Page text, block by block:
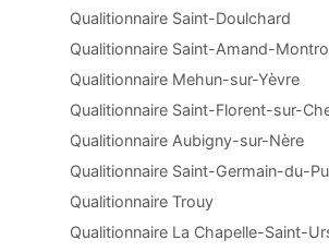
Qualitionnaire Saint-Doulchard
Qualitionnaire Saint-Amand-
Qualitionnaire Mehun-sur-Yèvre
Qualitionnaire Saint-Florent-sur-
Qualitionnaire Aubigny-sur-Nère
Qualitionnaire Saint-Germain-du-
Qualitionnaire Trouy
Qualitionnaire La Chapelle-Saint-